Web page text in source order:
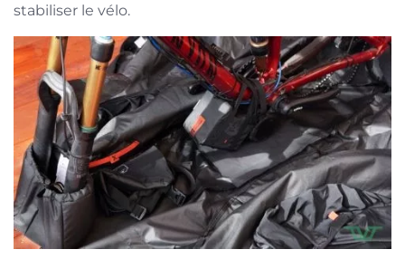
stabiliser le vélo.